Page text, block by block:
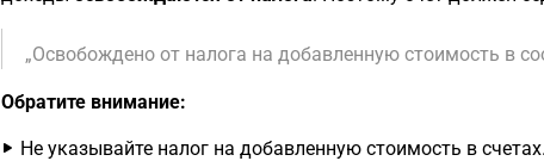
„Освобождено от налога на добавленную стоимость в
Обратите внимание:
Не указывайте налог на добавленную стоимость в счетах.